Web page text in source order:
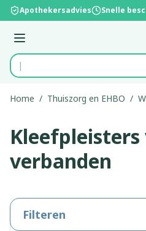
Ga naar de inhoud
Apothekersadvies Snelle
Menu
Product, merk, categorie...
Home / Thuiszorg en EHBO /
verbanden
Filteren